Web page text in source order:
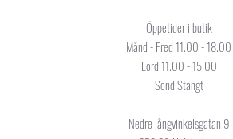
Öppetider i butik
Månd - Fred 11.00 - 18.00
Lörd 11.00 - 15.00
Sönd Stängt
Nedre långvinkelsgatan 9